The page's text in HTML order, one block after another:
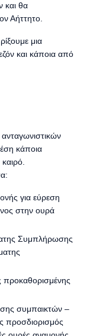
και θα
Αήττητο.
μια
και κάποια από
κάποια
για εύρεση
στην ουρά
Συμπλήρωσης
προκαθορισμένης
συμπαικτών –
προσδιορισμός